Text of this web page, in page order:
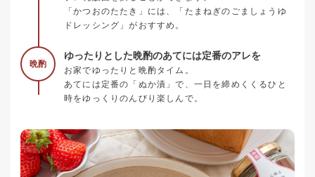
「かつおのたたき」には、「たまねぎのごましょうゆ
ドレッシング」がおすすめ。
晩酌
ゆったりとした晩酌のあてには定番のアレを
お家でゆったりと晩酌タイム。
あてには定番の「ぬか漬」で、一日を締めくくるひと
時をゆっくりのんびり楽しんで。